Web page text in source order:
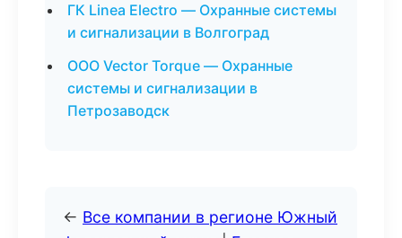
ГК Linea Electro — Охранные системы
и сигнализации в Волгоград
ООО Vector Torque — Охранные
системы и сигнализации в
Петрозаводск
← Все компании в регионе Южный